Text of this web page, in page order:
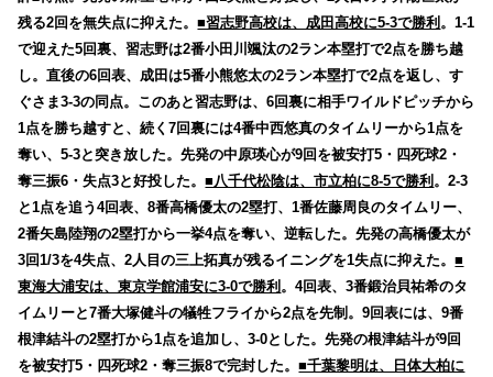
残る2回を無失点に抑えた。■習志野高校は、成田高校に5-3で勝利 。1-1
で迎えた5回裏、習志野は2番小田川颯汰の2ラン本塁打で2点を勝ち越
し。直後の6回表、成田は5番小熊悠太の2ラン本塁打で2点を返し、す
ぐさま3-3の同点。このあと習志野は、6回裏に相手ワイルドピッチから
1点を勝ち越すと、続く7回裏には4番中西悠真のタイムリーから1点を
奪い、5-3と突き放した。先発の中原瑛心が9回を被安打5・四死球2・
奪三振6・失点3と好投した。■八千代松陰は、市立柏に8-5で勝利 。2-3
と1点を追う4回表、8番高橋優太の2塁打、1番佐藤周良のタイムリー、
2番矢島陸翔の2塁打から一挙4点を奪い、逆転した。先発の高橋優太が
3回1/3を4失点、2人目の三上拓真が残るイニングを1失点に抑えた。■
東海大浦安は、東京学館浦安に3-0で勝利 。4回表、3番鍛治貝祐希のタ
イムリーと7番大塚健斗の犠牲フライから2点を先制。9回表には、9番
根津結斗の2塁打から1点を追加し、3-0とした。先発の根津結斗が9回
を被安打5・四死球2・奪三振8で完封した。■千葉黎明は、日体大柏に